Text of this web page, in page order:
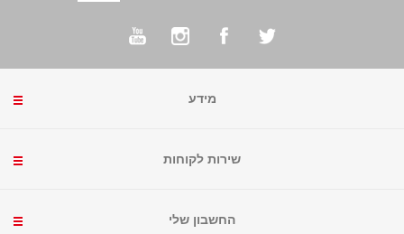
מידע
שירות לקוחות
החשבון שלי